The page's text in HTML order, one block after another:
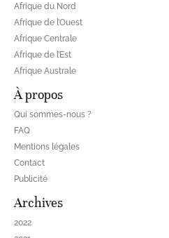
Afrique du Nord
Afrique de l’Ouest
Afrique Centrale
Afrique de l’Est
Afrique Australe
À propos
Qui sommes-nous ?
FAQ
Mentions légales
Contact
Publicité
Archives
2022